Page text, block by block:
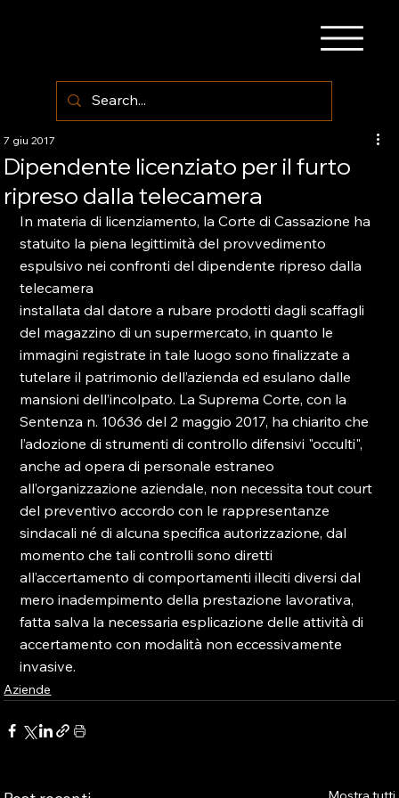
Dipendente licenziato per il furto
ripreso dalla telecamera
7 giu 2017
In materia di licenziamento, la Corte di Cassazione ha
statuito la piena legittimità del provvedimento
espulsivo nei confronti del dipendente ripreso dalla
telecamera
installata dal datore a rubare prodotti dagli scaffagli
del magazzino di un supermercato, in quanto le
immagini registrate in tale luogo sono finalizzate a
tutelare il patrimonio dell’azienda ed esulano dalle
mansioni dell’incolpato. La Suprema Corte, con la
Sentenza n. 10636 del 2 maggio 2017, ha chiarito che
l’adozione di strumenti di controllo difensivi "occulti",
anche ad opera di personale estraneo
all’organizzazione aziendale, non necessita tout court
del preventivo accordo con le rappresentanze
sindacali né di alcuna specifica autorizzazione, dal
momento che tali controlli sono diretti
all’accertamento di comportamenti illeciti diversi dal
mero inadempimento della prestazione lavorativa,
fatta salva la necessaria esplicazione delle attività di
accertamento con modalità non eccessivamente
invasive.
Aziende